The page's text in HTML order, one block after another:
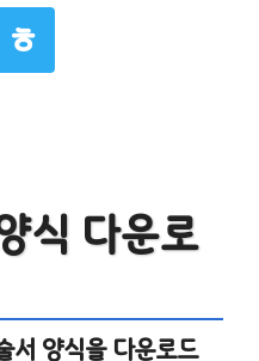
ㅎ
식 다운로
서 양식을 다운로드